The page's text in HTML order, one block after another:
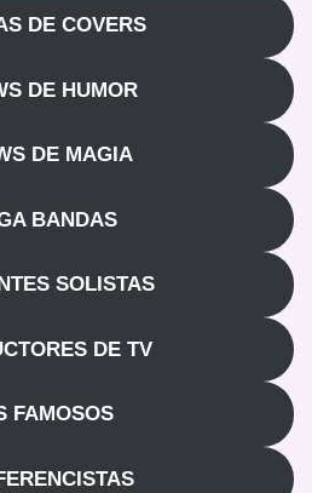
DE COVERS
DE HUMOR
DE MAGIA
BANDAS
SOLISTAS
DE TV
FAMOSOS